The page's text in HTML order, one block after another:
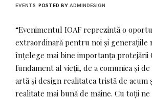
EVENTS POSTED BY ADMINDESIGN
“Evenimentul IOAF reprezintă o
extraordinară pentru noi și generațiile
înțelege mai bine importanța protejării
fundament al vieții, de a comunica și
artă și design realitatea tristă de acum
realitate mai bună de mâine. Cu toții